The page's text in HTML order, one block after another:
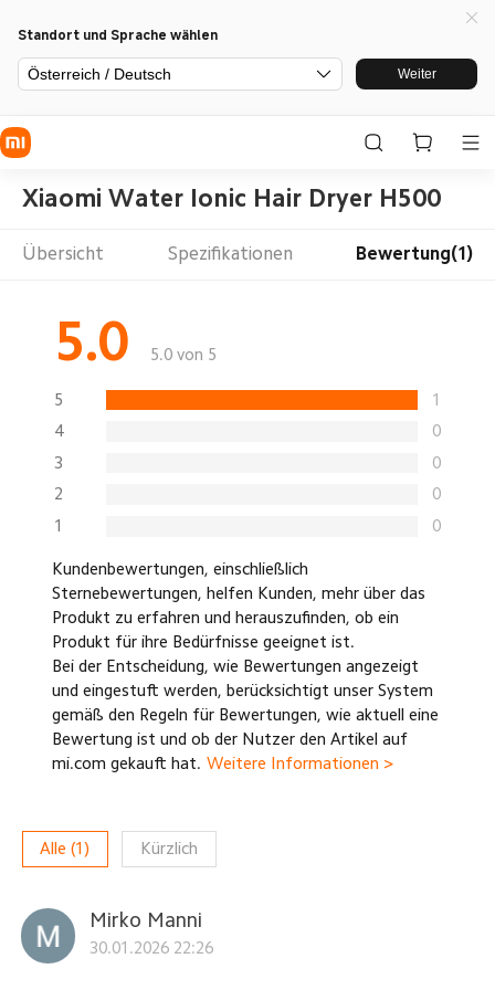
Standort und Sprache wählen
Österreich / Deutsch Weiter
Xiaomi Water Ionic Hair Dryer H500
Übersicht Spezifikationen Bewertung(1)
5.0 5.0 von 5
5
1
4
0
3
0
2
0
1
0
Kundenbewertungen, einschließlich
Sternebewertungen, helfen Kunden, mehr über das
Produkt zu erfahren und herauszufinden, ob ein
Produkt für ihre Bedürfnisse geeignet ist.
Bei der Entscheidung, wie Bewertungen angezeigt
und eingestuft werden, berücksichtigt unser System
gemäß den Regeln für Bewertungen, wie aktuell eine
Bewertung ist und ob der Nutzer den Artikel auf
mi.com gekauft hat. Weitere Informationen >
Alle (1) Kürzlich
Mirko Manni
30.01.2026 22:26